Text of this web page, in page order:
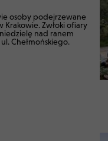
osoby podejrzewane
Krakowie. Zwłoki ofiary
nad ranem
Chełmońskiego.